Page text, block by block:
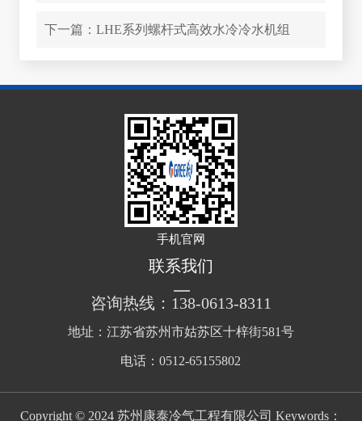
下一篇： LHE系列螺杆式高效水冷冷水机组
手机官网
联系我们
咨询热线：138-0613-8311
地址：江苏省苏州市姑苏区十梓街581号
电话：0512-65155802
Copyright © 2024 苏州康泰冷气工程有限公司 Keywords：